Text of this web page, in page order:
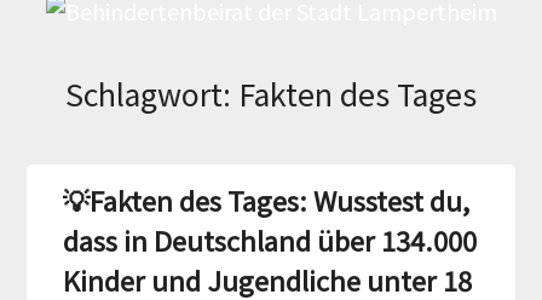
Schlagwort: Fakten des Tages
💡Fakten des Tages: Wusstest du,
dass in Deutschland über 134.000
Kinder und Jugendliche unter 18